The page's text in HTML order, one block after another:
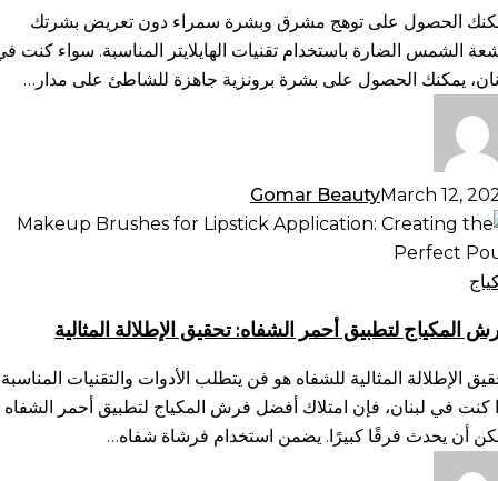
الحصول على توهج مشرق وبشرة سمراء دون تعريض بشرتك
الشمس الضارة باستخدام تقنيات الهايلايتر المناسبة. سواء كنت
يمكنك الحصول على بشرة برونزية جاهزة للشاطئ على مدار…
Gomar BeautyMarch 12,
المكياج لتطبيق أحمر الشفاه: تحقيق الإطلالة المثالية
الإطلالة المثالية للشفاه هو فن يتطلب الأدوات والتقنيات
كنت في لبنان، فإن امتلاك أفضل فرش المكياج لتطبيق أحمر الشفاه
أن يحدث فرقًا كبيرًا. يضمن استخدام فرشاة شفاه…